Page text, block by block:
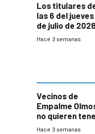
Los titulares
las 6 del jueves
de julio de 2026
Hace 3 semanas
Vecinos de
Empalme
no quieren
cerca una planta
Hace 3 semanas